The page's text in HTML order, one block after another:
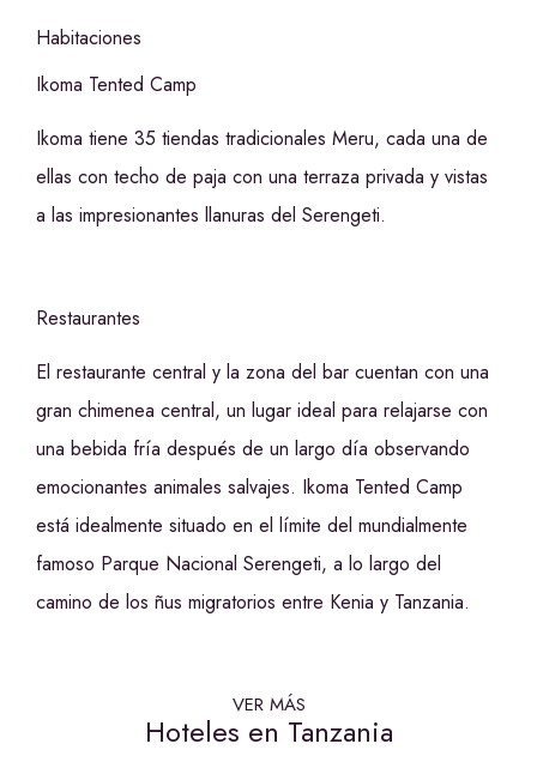
Habitaciones
Ikoma Tented Camp
Ikoma tiene 35 tiendas tradicionales Meru, cada una de
ellas con techo de paja con una terraza privada y vistas
a las impresionantes llanuras del Serengeti.
Restaurantes
El restaurante central y la zona del bar cuentan con una
gran chimenea central, un lugar ideal para relajarse con
una bebida fría después de un largo día observando
emocionantes animales salvajes. Ikoma Tented Camp
está idealmente situado en el límite del mundialmente
famoso Parque Nacional Serengeti, a lo largo del
camino de los ñus migratorios entre Kenia y Tanzania.
VER MÁS
Hoteles en Tanzania